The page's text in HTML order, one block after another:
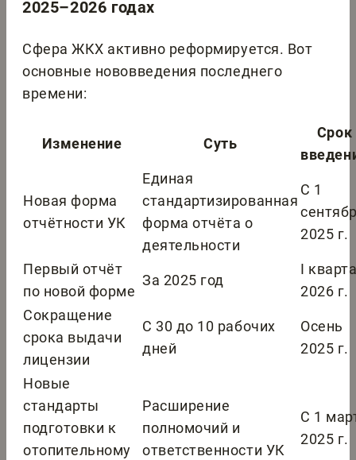
2025–2026 годах
Сфера ЖКХ активно реформируется. Вот
основные нововведения последнего
времени:
Изменение Суть
Срок
Новая форма
отчётности УК
Единая
стандартизированная
форма отчёта о
деятельности
С 1
2025 г.
Первый отчёт
по новой форме
За 2025 год
I
2026 г.
Сокращение
срока выдачи
лицензии
С 30 до 10 рабочих
дней
Осень
2025 г.
Новые
стандарты
подготовки к
отопительному
Расширение
полномочий и
ответственности УК
С 1
2025 г.